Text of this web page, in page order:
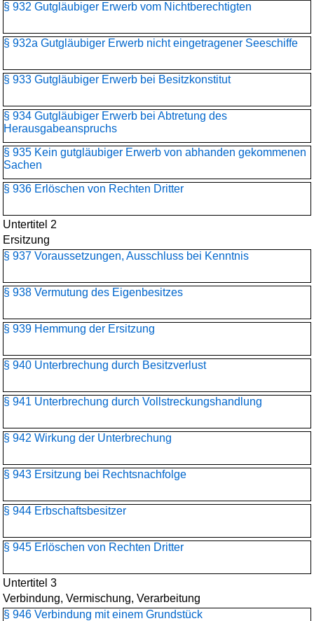
§ 932 Gutgläubiger Erwerb vom Nichtberechtigten
§ 932a Gutgläubiger Erwerb nicht eingetragener Seeschiffe
§ 933 Gutgläubiger Erwerb bei Besitzkonstitut
§ 934 Gutgläubiger Erwerb bei Abtretung des
Herausgabeanspruchs
§ 935 Kein gutgläubiger Erwerb von abhanden gekommenen
Sachen
§ 936 Erlöschen von Rechten Dritter
Untertitel 2
Ersitzung
§ 937 Voraussetzungen, Ausschluss bei Kenntnis
§ 938 Vermutung des Eigenbesitzes
§ 939 Hemmung der Ersitzung
§ 940 Unterbrechung durch Besitzverlust
§ 941 Unterbrechung durch Vollstreckungshandlung
§ 942 Wirkung der Unterbrechung
§ 943 Ersitzung bei Rechtsnachfolge
§ 944 Erbschaftsbesitzer
§ 945 Erlöschen von Rechten Dritter
Untertitel 3
Verbindung, Vermischung, Verarbeitung
§ 946 Verbindung mit einem Grundstück